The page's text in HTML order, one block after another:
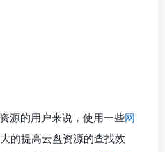
源的用户来说，使用一些网
的提高云盘资源的查找效